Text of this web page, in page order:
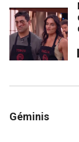
Géminis